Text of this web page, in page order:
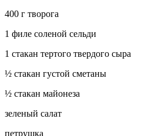
400 г творога
1 филе соленой сельди
1 стакан тертого твердого сыра
½ стакан густой сметаны
½ стакан майонеза
зеленый салат
петрушка